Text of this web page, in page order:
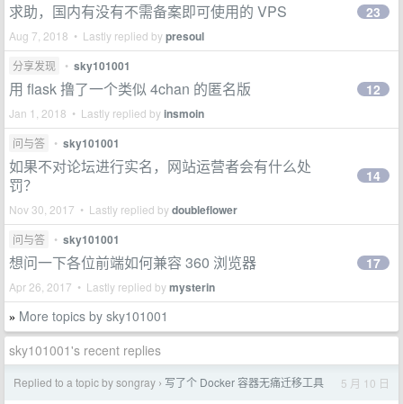
求助，国内有没有不需备案即可使用的 VPS
Aug 7, 2018 • Lastly replied bypresoul
23
分享发现 • sky101001
用 flask 撸了一个类似 4chan 的匿名版
Jan 1, 2018 • Lastly replied byinsmoin
12
问与答 • sky101001
如果不对论坛进行实名，网站运营者会有什么处
罚？
Nov 30, 2017 • Lastly replied bydoubleflower
14
问与答 • sky101001
想问一下各位前端如何兼容 360 浏览器
Apr 26, 2017 • Lastly replied bymysterin
17
» More topics by sky101001
sky101001's recent replies
Replied to a topic by songray › 写了个 Docker 容器无痛迁移工具 5 月 10 日